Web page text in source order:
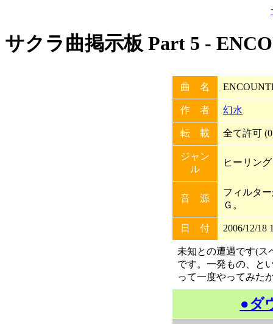
サクラ曲掲示板 Part 5 -
曲 名
作 者 幻水
転 載 全て許可
ジャン
ル
ヒーリン
音 源
フィルタ
Ｇ。
日 付 2006/12/18
未知との遭遇です(ス
です。一発もの、と
って一度やってみた
●ダ